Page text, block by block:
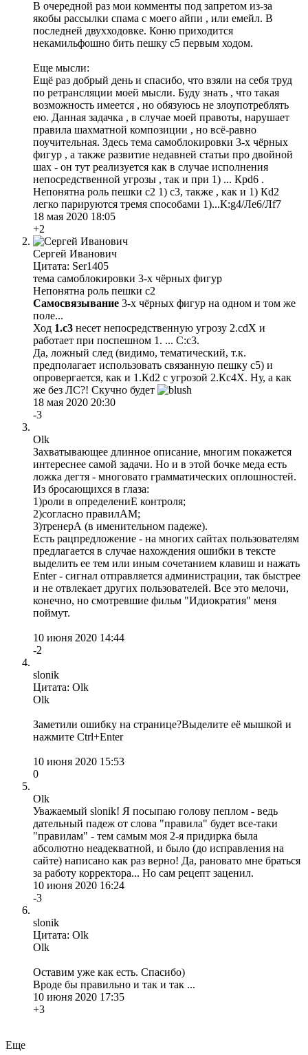
В очередной раз мои комменты под запретом из-за
якобы рассылки спама с моего айпи , или емейл. В
последней двухходовке. Коню приходится
некамильфошно бить пешку с5 первым ходом.
Еще мысли:
Ещё раз добрый день и спасибо, что взяли на себя труд
по ретрансляции моей мысли. Буду знать , что такая
возможность имеется , но обязуюсь не злоупотреблять
ею. Данная задачка , в случае моей правоты, нарушает
правила шахматной композиции , но всё-равно
поучительная. Здесь тема самоблокировки 3-х чёрных
фигур , а также развитие недавней статьи про двойной
шах - он тут реализуется как в случае исполнения
непосредственной угрозы , так и при 1) ... Крd6 .
Непонятна роль пешки с2 1) с3, также , как и 1) Кd2
легко парируются тремя способами 1)...К:g4/Ле6/Лf7
18 мая 2020 18:05
+2
Сергей Иванович
Цитата: Ser1405
тема самоблокировки 3-х чёрных фигур
Непонятна роль пешки с2
Самосвязывание 3-х чёрных фигур на одном и том же
поле...
Ход 1.с3 несет непосредственную угрозу 2.сdХ и
работает при поспешном 1. ... С:с3.
Да, ложный след (видимо, тематический, т.к.
предполагает использовать связанную пешку с5) и
опровергается, как и 1.Кd2 с угрозой 2.Кс4Х. Ну, а как
же без ЛС?! Скучно будет
18 мая 2020 20:30
-3
Olk
Захватывающее длинное описание, многим покажется
интереснее самой задачи. Но и в этой бочке меда есть
ложка дегтя - многовато грамматических оплошностей.
Из бросающихся в глаза:
1)роли в определениЕ контроля;
2)согласно правилАМ;
3)тренерА (в именительном падеже).
Есть рацпредложение - на многих сайтах пользователям
предлагается в случае нахождения ошибки в тексте
выделить ее тем или иным сочетанием клавиш и нажать
Enter - сигнал отправляется администрации, так быстрее
и не отвлекает других пользователей. Все это мелочи,
конечно, но смотревшие фильм "Идиократия" меня
поймут.
10 июня 2020 14:44
-2
slonik
Цитата: Olk
Olk
Заметили ошибку на странице?Выделите её мышкой и
нажмите Ctrl+Enter
10 июня 2020 15:53
0
Olk
Уважаемый slonik! Я посыпаю голову пеплом - ведь
дательный падеж от слова "правила" будет все-таки
"правилам" - тем самым моя 2-я придирка была
абсолютно неадекватной, и было (до исправления на
сайте) написано как раз верно! Да, рановато мне браться
за работу корректора... Но сам рецепт заценил.
10 июня 2020 16:24
-3
slonik
Цитата: Olk
Olk
Оставим уже как есть. Спасибо)
Вроде бы правильно и так и так ...
10 июня 2020 17:35
+3
Еще